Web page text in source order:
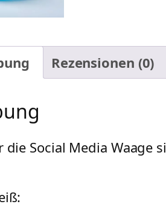
Rezensionen (0)
die Social Media